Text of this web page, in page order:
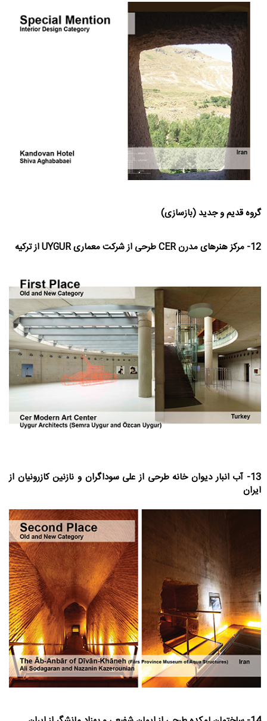
گروه قدیم و جدید (بازسازی)
12- مرکز هنرهای مدرن CER طرحی از شرکت معماری UYGUR از ترکیه
13- آب انبار دیوان خانه طرحی از علی سوداگران و نازنین کازرونیان از
ایران